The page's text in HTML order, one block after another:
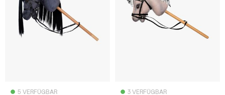
5 VERFÜGBAR 3 VERFÜGBAR